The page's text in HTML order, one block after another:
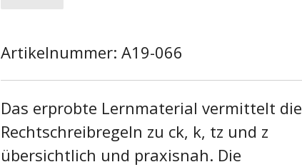
Artikelnummer: A19-066
Das erprobte Lernmaterial vermittelt die
Rechtschreibregeln zu ck, k, tz und z
übersichtlich und praxisnah. Die